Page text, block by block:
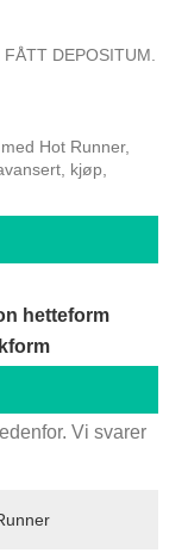
DEPOSITUM.
Hot Runner,
kjøp,
hetteform
Vi svarer